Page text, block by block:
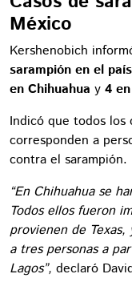
México
Kershenobich
sarampión en el país
en Chihuahua y 4
Indicó que todos los
corresponden a
contra el sarampión.
“En Chihuahua se
Todos ellos fueron
provienen de
a tres personas a
Lagos”, declaró